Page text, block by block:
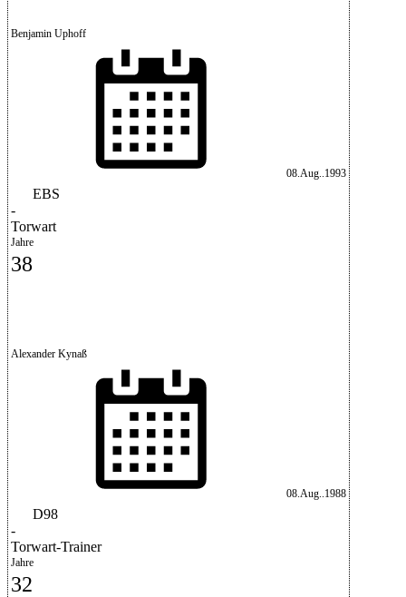
Benjamin Uphoff
08.Aug..1993
EBS
-
Torwart
Jahre
38
Alexander Kynaß
08.Aug..1988
D98
-
Torwart-Trainer
Jahre
32